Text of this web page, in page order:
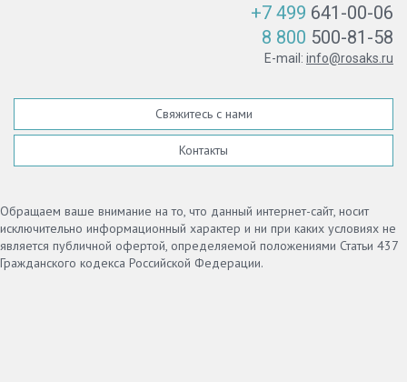
+7 499 641-00-06
8 800 500-81-58
E-mail: info@rosaks.ru
Свяжитесь с нами
Контакты
Обращаем ваше внимание на то, что данный интернет-сайт, носит
исключительно информационный характер и ни при каких условиях не
является публичной офертой, определяемой положениями Статьи 437
Гражданского кодекса Российской Федерации.